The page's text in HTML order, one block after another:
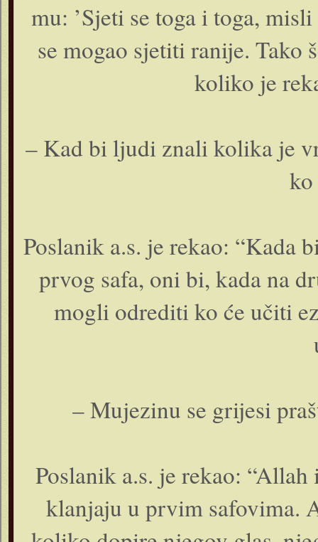
mu: ’Sjeti se toga i toga,
se mogao sjetiti ranije. Tako
koliko je
– Kad bi ljudi znali kolika je
Poslanik a.s. je rekao: “Kada
prvog safa, oni bi, kada na
mogli odrediti ko će učiti
– Mujezinu se grijesi
Poslanik a.s. je rekao:
klanjaju u prvim safovima.